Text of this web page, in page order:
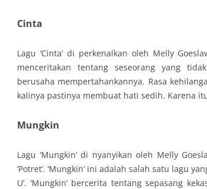
Cinta
Lagu ‘Cinta’ di perkenalkan oleh Melly
menceritakan tentang seseorang yang
berusaha mempertahankannya. Rasa
kalinya pastinya membuat hati sedih. Karena
Mungkin
Lagu ‘Mungkin’ di nyanyikan oleh Melly
‘Potret’. ‘Mungkin’ ini adalah salah satu lagu
U’. ‘Mungkin’ bercerita tentang sepasang